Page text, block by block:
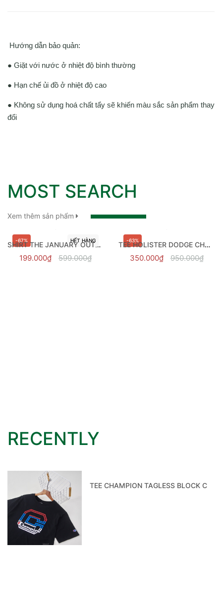
Hướng dẫn bảo quản:
● Giặt với nước ở nhiệt độ bình thường
● Hạn chế ủi đồ ở nhiệt độ cao
● Không sử dụng hoá chất tẩy sẽ khiến màu sắc sản phẩm thay
đổi
MOST SEARCH
Xem thêm sản phẩm
-67% HẾT HÀNG -63% TEE HOLISTER DODGE CHARGER DAYTONA
350.000₫ 950.000₫
RECENTLY
TEE CHAMPION TAGLESS BLOCK C